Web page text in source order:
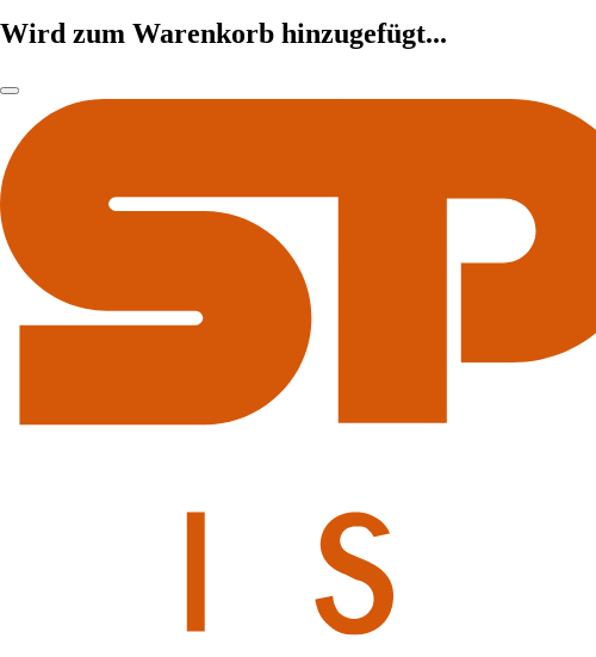
Wird zum Warenkorb hinzugefügt...